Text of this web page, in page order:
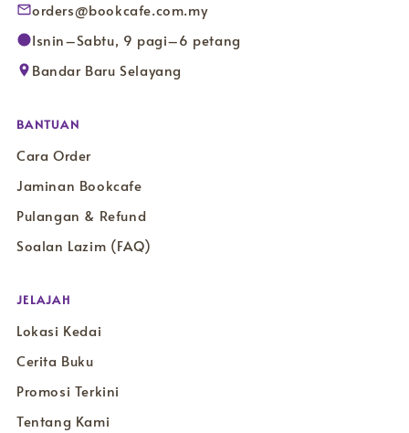
orders@bookcafe.com.my
Isnin–Sabtu, 9 pagi–6 petang
Bandar Baru Selayang
BANTUAN
Cara Order
Jaminan Bookcafe
Pulangan & Refund
Soalan Lazim (FAQ)
JELAJAH
Lokasi Kedai
Cerita Buku
Promosi Terkini
Tentang Kami